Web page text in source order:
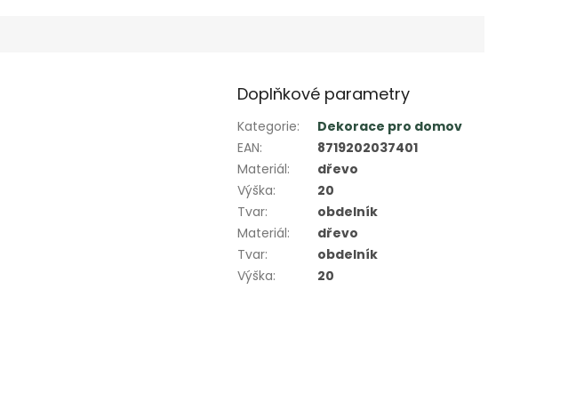
Doplňkové parametry
Kategorie:
Dekorace pro domov
EAN:
8719202037401
Materiál:
dřevo
Výška:
20
Tvar:
obdelník
Materiál:
dřevo
Tvar:
obdelník
Výška: 20